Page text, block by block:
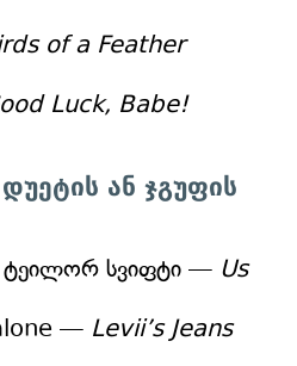
of a Feather
Luck, Babe!
ან ჯგუფის
ტეილორ სვიფტი — Us
— Levii’s Jeans